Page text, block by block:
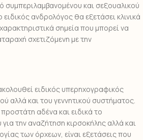
συμπεριλαμβανομένου και σεξουαλικού
ειδικός ανδρολόγος θα εξετάσει κλινικά
σημεία που μπορεί να
σχετιζόμενη με την
ειδικός υπερηχογραφικός
αλλά και του γεννητικού συστήματος.
αδένα και ειδικά το
την αναζήτηση κιρσοκήλης αλλά και
των όρχεων, είναι εξετάσεις που